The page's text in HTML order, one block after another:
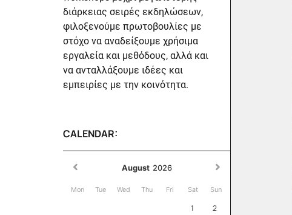
διάρκειας σειρές εκδηλώσεων,
φιλοξενούμε πρωτοβουλίες με
στόχο να αναδείξουμε χρήσιμα
εργαλεία και μεθόδους, αλλά και
να ανταλλάξουμε ιδέες και
εμπειρίες με την κοινότητα.
CALENDAR:
August 2026
Mon Tue Wed Thu Fri Sat Sun
1 2